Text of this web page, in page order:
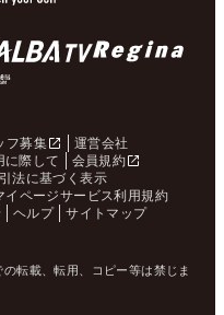
フ募集
運営会社
に際して
会員規約
法に基づく表示
イページサービス利用規約
ヘルプ サイトマップ
転載、転用、コピー等は禁じま